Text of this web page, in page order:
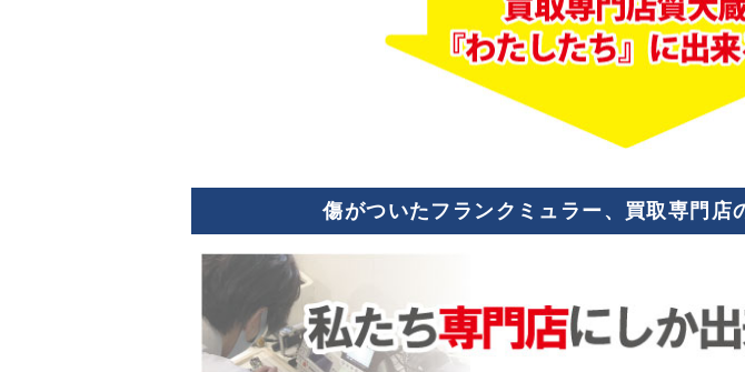
傷がついたフランクミュラー、買取専門店